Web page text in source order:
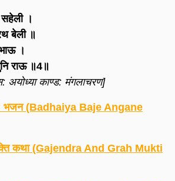
।
बेली ॥
।
राऊ ॥4॥
अयोध्या काण्ड: मंगलाचरण]
भजन (Badhaiya Baje Angane
कथा (Gajendra And Grah Mukti